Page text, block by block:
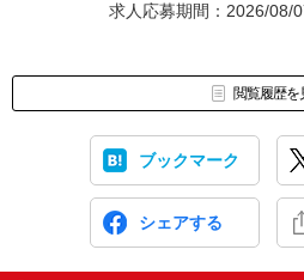
求人応募期間：2026/08/
閲覧履歴を
ブックマーク
シェアする